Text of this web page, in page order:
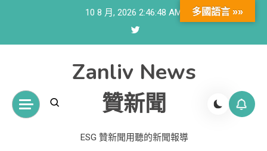
10 8 月, 2026 2:46:49 AM
Zanliv News
贊新聞
ESG 贊新聞用聽的新聞報導
多國語言 »»